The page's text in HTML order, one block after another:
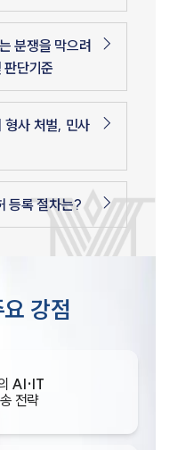
분쟁을 막으려
판단기준
형사 처벌, 민사
등록 절차는?
강점
AI·IT
전략